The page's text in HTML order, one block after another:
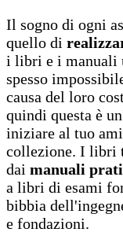
Il sogno di ogni
quello di
i libri e i manuali
spesso
causa del loro
quindi questa è
iniziare al tuo
collezione. I libri
dai manuali
a libri di esami
bibbia
e fondazioni.